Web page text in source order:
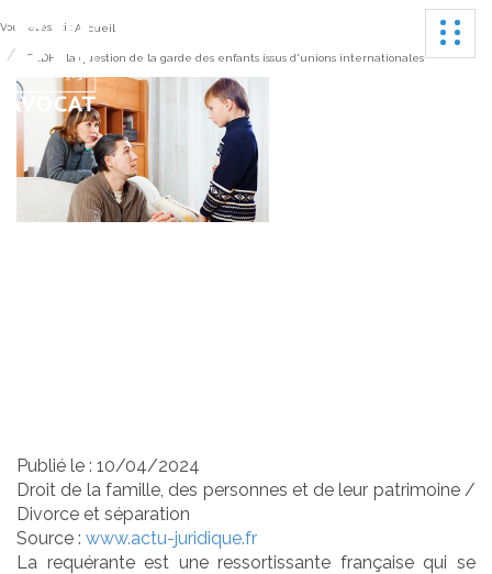
Vous êtes ici :Accueil
CEDH : la question de la garde des enfants issus d'unions internationales
Publié le : 10/04/2024
Droit de la famille, des personnes et de leur patrimoine/
Divorce et séparation
Source : www.actu-juridique.fr
La requérante est une ressortissante française qui se